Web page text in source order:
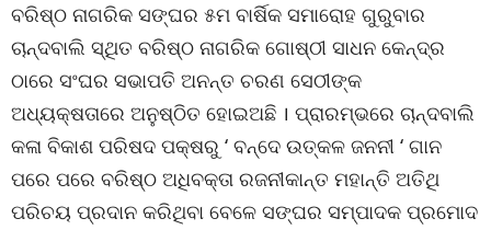
ବରିଷ୍ଠ ନାଗରିକ ସଙ୍ଘର ୫ମ ବାର୍ଷିକ ସମାରୋହ ଗୁରୁବାର
ଚାନ୍ଦବାଲି ସ୍ଥିତ ବରିଷ୍ଠ ନାଗରିକ ଗୋଷ୍ଠୀ ସାଧନ କେନ୍ଦ୍ର
ଠାରେ ସଂଘର ସଭାପତି ଅନନ୍ତ ଚରଣ ସେଠୀଙ୍କ
ଅଧ୍ୟକ୍ଷତାରେ ଅନୁଷ୍ଠିତ ହୋଇଅଛି । ପ୍ରାରମ୍ଭରେ ଚାନ୍ଦବାଲି
କଳା ବିକାଶ ପରିଷଦ ପକ୍ଷରୁ ‘ ବନ୍ଦେ ଉତ୍କଳ ଜନନୀ ‘ ଗାନ
ପରେ ପରେ ବରିଷ୍ଠ ଅଧିବକ୍ତା ରଜନୀକାନ୍ତ ମହାନ୍ତି ଅତିଥି
ପରିଚୟ ପ୍ରଦାନ କରିଥିବା ବେଳେ ସଙ୍ଘର ସମ୍ପାଦକ ପ୍ରମୋଦ